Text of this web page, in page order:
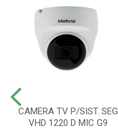
CAMERA TV P/SIST. SEG
VHD 1220 D MIC G9